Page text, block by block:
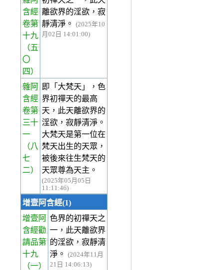
含經
卷第
十九
（五
〇
四）
離欲界的淫欲，寂
靜清淨。
(2025年10
月02日 14:01:00)
雜阿
含經
卷第
三十
一
（八
七
二）
即「大梵天」，色
界初禪天的最高
天，此天離欲界的
淫欲，寂靜清淨。
大梵天是第一位在
梵天出生的天眾，
被後來往生梵天的
天眾尊為天主。
(2025年05月05日
11:11:46)
增壹阿含經(1)
增壹阿
含經勸
請品第
十九
（一）
色界的初禪天之
一，此天離欲界
的淫欲，寂靜清
淨。
(2024年11月
21日 14:06:13)